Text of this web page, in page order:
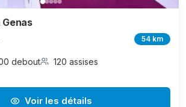
54 km
debout 120 assises
Voir les détails